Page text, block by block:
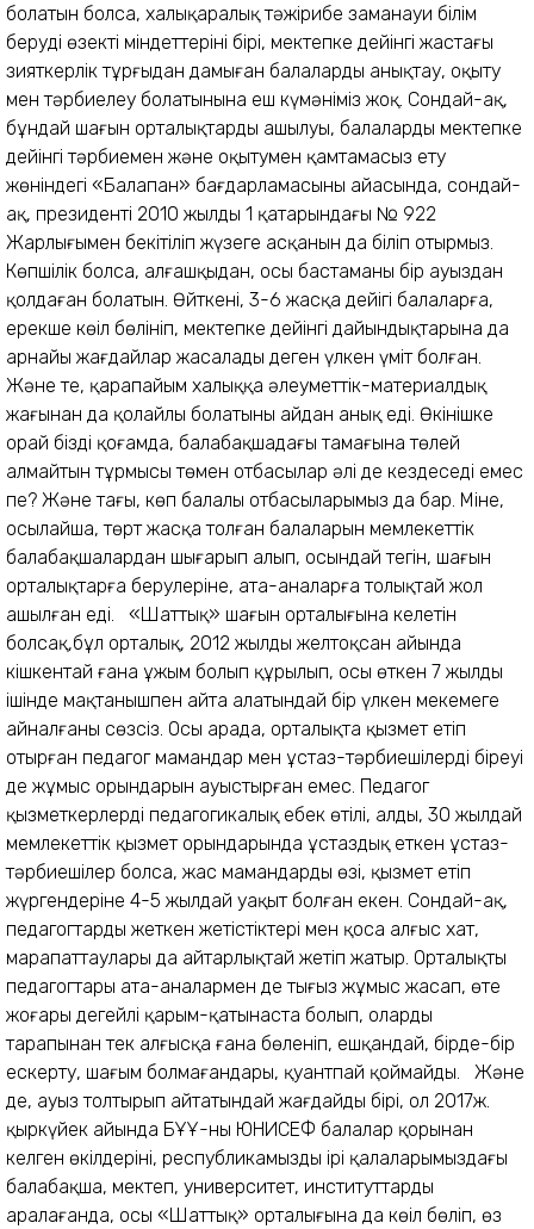
болатын болса, халықаралық тәжірибе заманауи білім
берудің өзекті міндеттерінің бірі, мектепке дейінгі жастағы
зияткерлік тұрғыдан дамыған балаларды анықтау, оқыту
мен тәрбиелеу болатынына еш күмәніміз жоқ. Сондай-ақ,
бұндай шағын орталықтардың ашылуы, балаларды мектепке
дейінгі тәрбиемен және оқытумен қамтамасыз ету
жөніндегі «Балапан» бағдарламасының айасында, сондай-
ақ, президентің 2010 жылдың 1 қаңтарындағы № 922
Жарлығымен бекітіліп жүзеге асқанын да біліп отырмыз.
Көпшілік болса, алғашқыдан, осы бастаманы бір ауыздан
қолдаған болатын. Өйткені, 3-6 жасқа дейіңгі балаларға,
ерекше көңіл бөлініп, мектепке дейінгі дайындықтарына да
арнайы жағдайлар жасалады деген үлкен үміт болған.
Және те, қарапайым халыққа әлеуметтік-материалдық
жағынан да қолайлы болатыны айдан анық еді. Өкінішке
орай біздің қоғамда, балабақшадағы тамағына төлей
алмайтын тұрмысы төмен отбасылар әлі де кездеседі емес
пе? Және тағы, көп балалы отбасыларымыз да бар. Міне,
осылайша, төрт жасқа толған балаларын мемлекеттік
балабақшалардан шығарып алып, осындай тегін, шағын
орталықтарға берулеріне, ата-аналарға толықтай жол
ашылған еді. «Шаттық» шағын орталығына келетін
болсақ,бұл орталық, 2012 жылдың желтоқсан айында
кішкентай ғана ұжым болып құрылып, осы өткен 7 жылдың
ішінде мақтанышпен айта алатындай бір үлкен мекемеге
айналғаны сөзсіз. Осы арада, орталықта қызмет етіп
отырған педагог мамандар мен ұстаз-тәрбиешілердің біреуі
де жұмыс орындарын ауыстырған емес. Педагог
қызметкерлердің педагогикалық еңбек өтілі, алды, 30 жылдай
мемлекеттік қызмет орындарында ұстаздық еткен ұстаз-
тәрбиешілер болса, жас мамандардың өзі, қызмет етіп
жүргендеріне 4-5 жылдай уақыт болған екен. Сондай-ақ,
педагогтардың жеткен жетістіктері мен қоса алғыс хат,
марапаттаулары да айтарлықтай жетіп жатыр. Орталықтың
педагогтары ата-аналармен де тығыз жұмыс жасап, өте
жоғары деңгейлі қарым-қатынаста болып, олардың
тарапынан тек алғысқа ғана бөленіп, ешқандай, бірде-бір
ескерту, шағым болмағандары, қуантпай қоймайды. Және
де, ауыз толтырып айтатындай жағдайдың бірі, ол 2017ж.
қыркүйек айында БҰҰ-ның ЮНИСЕФ балалар қорынан
келген өкілдерінің, республикамыздың ірі қалаларымыздағы
балабақша, мектеп, университет, институттарды
аралағанда, осы «Шаттық» орталығына да көңіл бөліп, өз